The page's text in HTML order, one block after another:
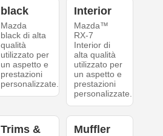
black
Mazda
black di alta
qualità
utilizzato per
un aspetto e
prestazioni
personalizzate.
Interior
Mazda™
RX-7
Interior di
alta qualità
utilizzato per
un aspetto e
prestazioni
personalizzate.
Trims &
Muffler